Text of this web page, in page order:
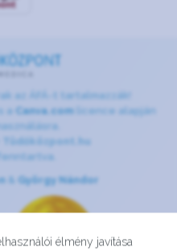
élmény javítása
az ÁFÁ-t tartalmazzák!
a Canva.com licence alapján
Tüdőközpont.hu
& György Nándor